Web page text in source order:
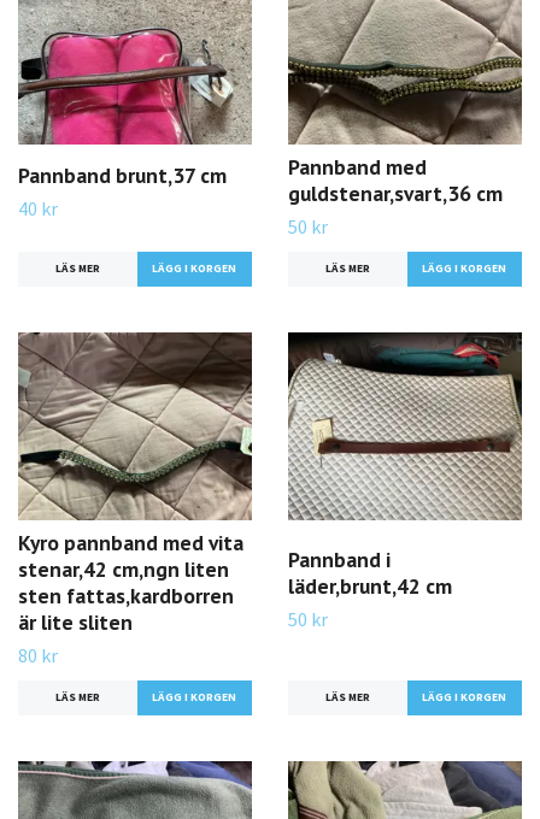
Pannband brunt,37 cm
40 kr
LÄS MER
Pannband med
guldstenar,svart,36 cm
50 kr
LÄS MER
Kyro pannband med vita
stenar,42 cm,ngn liten
sten fattas,kardborren
är lite sliten
80 kr
LÄS MER
Pannband i
läder,brunt,42 cm
50 kr
LÄS MER